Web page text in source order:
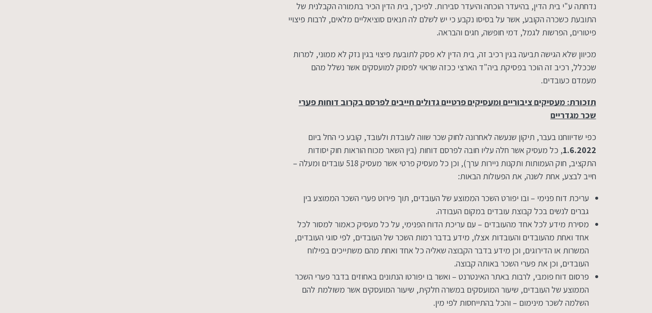
נדחתה ע"י בית הדין, בהיעדר הוכחה והיעדר סבירות. לפיכך, בית הדין הכיר בתמורה הקבלנית של
התובעת כשכרה הקובע, אשר על בסיסו נקבע כי יש לשלם לה תנאים סוציאליים מלאים, לרבות פיצויי
פיטורים, הפרשות לגמל, דמי חופשה, חגים והבראה.
מכיוון שלא הגישה תביעה בגין רכיב זה, בית הדין לא פסק לתובעת פיצוי בגין נזק לא ממוני, למרות
שככלל, רכיב זה הוכר בפסיקת ביה"ד הארצי ככזה שראוי לפסוק למועסקים אשר נשלל מהם
מעמדם כעובדים.
תזכורת: מעסיקים ציבוריים ומעסיקים פרטיים גדולים חייבים לפרסם בקרוב דוחות פערי
שכר מגדריים
כפי שדיווחנו בעבר, תיקון שנעשה לאחרונה לחוק שכר שווה לעובדת ולעובד, קובע כי החל ביום
1.6.2022, כל מעסיק אשר חלה עליו חובה לפרסם דוחות (בין השאר מכוח הוראות חוק יסודות
התקציב, חוק העמותות ותקנות ניירות ערך), וכן כל מעסיק פרטי אשר מעסיק 518 עובדים ומעלה –
חייב לבצע, אחת לשנה, את הפעולות הבאות:
עריכת דוח פנימי – ובו יפורט השכר הממוצע של העובדים, תוך פירוט פערי השכר הממוצע בין
גברים לנשים בכל קבוצת עובדים במקום העבודה.
מסירת מידע לכל אחד מהעובדים – עם עריכת הדוח הפנימי, על כל מעסיק כאמור למסור לכל
אחד ואחת מהעובדים והעובדות אצלו, מידע בדבר רמות השכר של העובדים, לפי סוגי העובדים,
המשרות או הדירוגים, וכן מידע בדבר הקבוצה שאליה כל אחד ואחת מהם משתייכים בפילוח
העובדים, וכן את פערי השכר באותה קבוצה.
פרסום דוח פומבי, לרבות באתר האינטרנט – ואשר בו יפורטו הנתונים באחוזים בדבר פערי השכר
הממוצע של העובדים, שיעור המועסקים במשרה חלקית, שיעור המועסקים אשר משולמת להם
השלמה לשכר מינימום – והכל בהתייחסות לפי מין.